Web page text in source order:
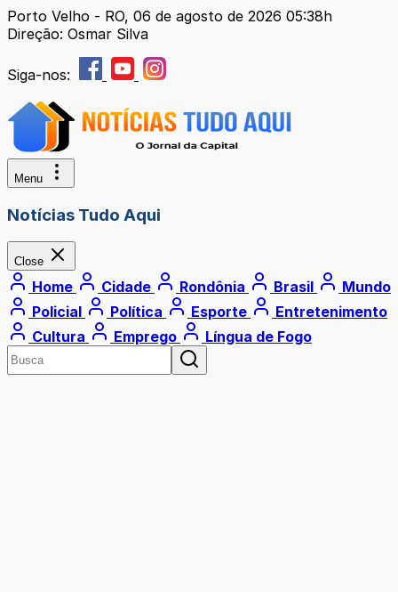
Porto Velho - RO, 06 de agosto de 2026 05:38h
Direção: Osmar Silva
Siga-nos:
Menu
Notícias Tudo Aqui
Close
Home Cidade Rondônia Brasil
Mundo
Policial
Política Esporte
Entretenimento
Cultura
Emprego Língua de Fogo